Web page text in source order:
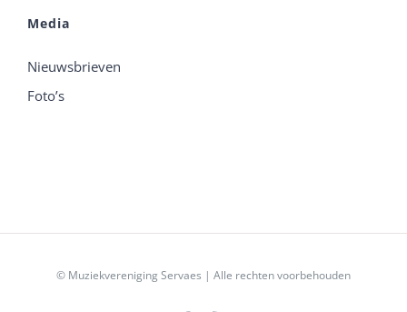
Media
Nieuwsbrieven
Foto’s
© Muziekvereniging Servaes | Alle rechten voorbehouden